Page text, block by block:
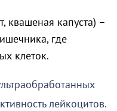
квашеная капуста) –
где
клеток.
лейкоцитов.